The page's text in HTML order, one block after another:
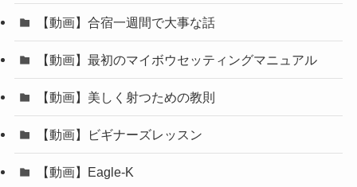
【動画】合宿一週間で大事な話
【動画】最初のマイボウセッティングマニュアル
【動画】美しく射つための教則
【動画】ビギナーズレッスン
【動画】Eagle-K